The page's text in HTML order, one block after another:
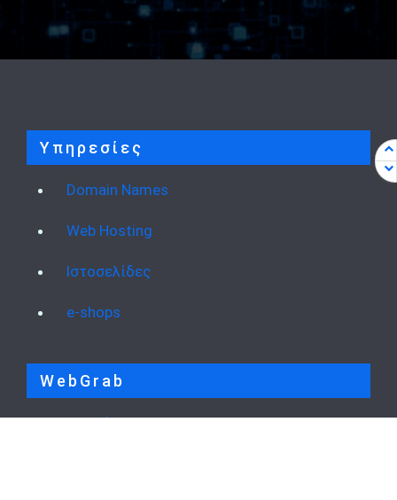
Υπηρεσίες
Domain Names
Web Hosting
Ιστοσελίδες
e-shops
WebGrab
Προφίλ